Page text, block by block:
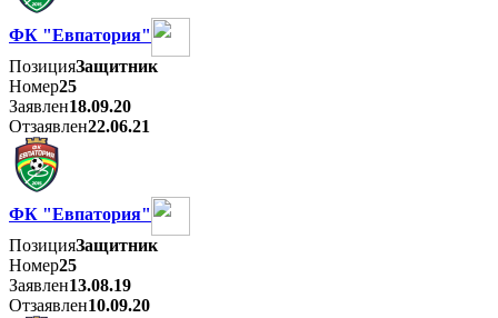
ФК "Евпатория"
ПозицияЗащитник
Номер25
Заявлен18.09.20
Отзаявлен22.06.21
ФК "Евпатория"
ПозицияЗащитник
Номер25
Заявлен13.08.19
Отзаявлен10.09.20